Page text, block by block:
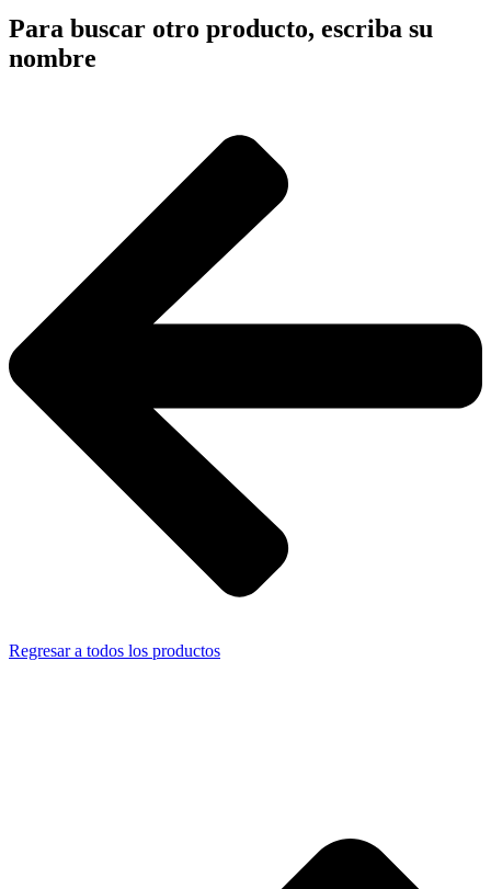
Para buscar otro producto, escriba su
nombre
Regresar a todos los productos